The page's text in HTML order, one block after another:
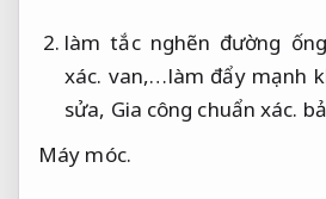
làm tắc nghẽn đường
xác. van,…làm đẩy mạnh
sửa, Gia công chuẩn xác.
Máy móc.